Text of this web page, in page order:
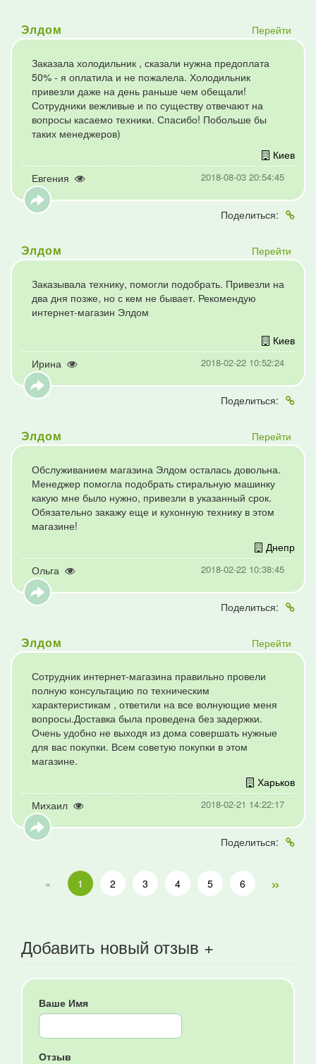
Элдом Перейти
Заказала холодильник , сказали нужна предоплата
50% - я оплатила и не пожалела. Холодильник
привезли даже на день раньше чем обещали!
Сотрудники вежливые и по существу отвечают на
вопросы касаемо техники. Спасибо! Побольше бы
таких менеджеров)
Киев
Евгения
2018-08-03 20:54:45
Поделиться:
Элдом Перейти
Заказывала технику, помогли подобрать. Привезли на
два дня позже, но с кем не бывает. Рекомендую
интернет-магазин Элдом
Киев
Ирина
2018-02-22 10:52:24
Поделиться:
Элдом Перейти
Обслуживанием магазина Элдом осталась довольна.
Менеджер помогла подобрать стиральную машинку
какую мне было нужно, привезли в указанный срок.
Обязательно закажу еще и кухонную технику в этом
магазине!
Днепр
Ольга
2018-02-22 10:38:45
Поделиться:
Элдом Перейти
Сотрудник интернет-магазина правильно провели
полную консультацию по техническим
характеристикам , ответили на все волнующие меня
вопросы.Доставка была проведена без задержки.
Очень удобно не выходя из дома совершать нужные
для вас покупки. Всем советую покупки в этом
магазине.
Харьков
Михаил
2018-02-21 14:22:17
Поделиться:
« 1 2 3 4 5 6 »
Добавить новый отзыв +
Ваше Имя
Отзыв